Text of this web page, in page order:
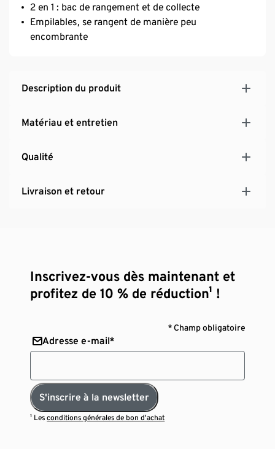
2 en 1 : bac de rangement et de collecte
Empilables, se rangent de manière peu
encombrante
Description du produit
Matériau et entretien
Qualité
Livraison et retour
Inscrivez-vous dès maintenant et
profitez de 10 % de réduction¹ !
* Champ obligatoire
Adresse e-mail*
S'inscrire à la newsletter
¹ Lesconditions générales de bon d’achat